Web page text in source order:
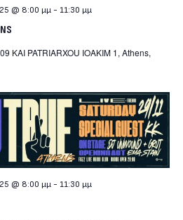
@ 8:00 μμ- 11:30 μμ
KAI PATRIARXOU IOAKIM 1, Athens,
@ 8:00 μμ- 11:30 μμ